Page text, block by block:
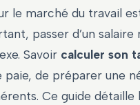
le marché du travail
passer d’un
Savoir calculer son
de préparer une
Ce guide détaille